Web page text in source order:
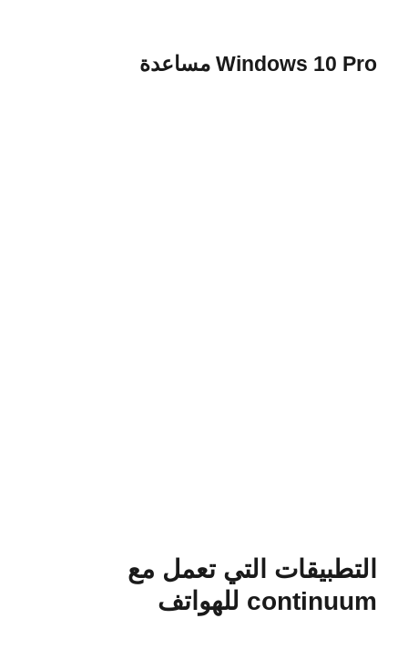
Windows 10 Pro مساعدة
التطبيقات التي تعمل مع
continuum للهواتف